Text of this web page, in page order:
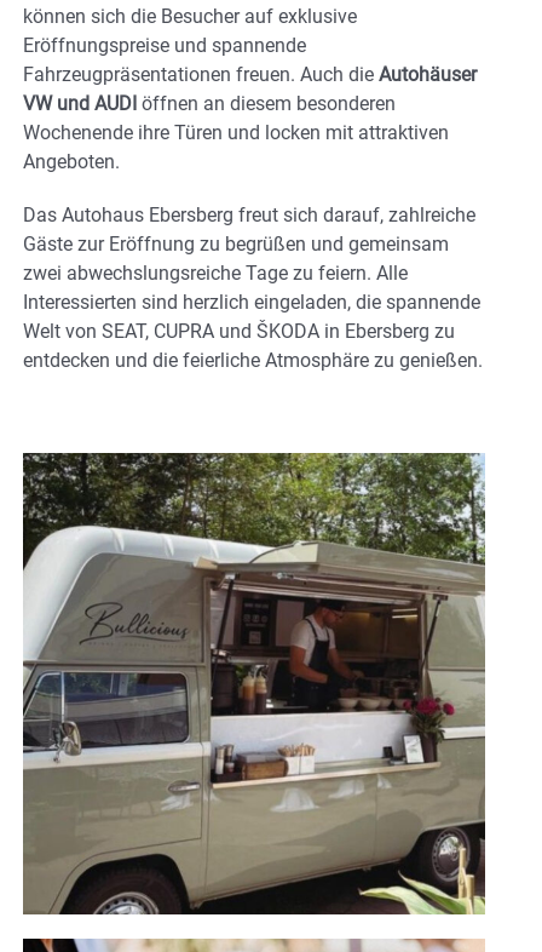
können sich die Besucher auf exklusive
Eröffnungspreise und spannende
Fahrzeugpräsentationen freuen. Auch die Autohäuser
VW und AUDI öffnen an diesem besonderen
Wochenende ihre Türen und locken mit attraktiven
Angeboten.
Das Autohaus Ebersberg freut sich darauf, zahlreiche
Gäste zur Eröffnung zu begrüßen und gemeinsam
zwei abwechslungsreiche Tage zu feiern. Alle
Interessierten sind herzlich eingeladen, die spannende
Welt von SEAT, CUPRA und ŠKODA in Ebersberg zu
entdecken und die feierliche Atmosphäre zu genießen.